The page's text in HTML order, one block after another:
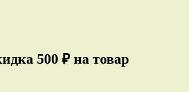
500 ₽ на товар